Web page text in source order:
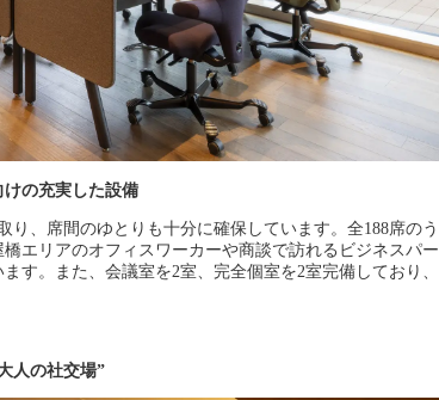
けの充実した設備
り、席間のゆとりも十分に確保しています。全188席のう
エリアのオフィスワーカーや商談で訪れるビジネスパー
す。また、会議室を2室、完全個室を2室完備しており、
人の社交場”